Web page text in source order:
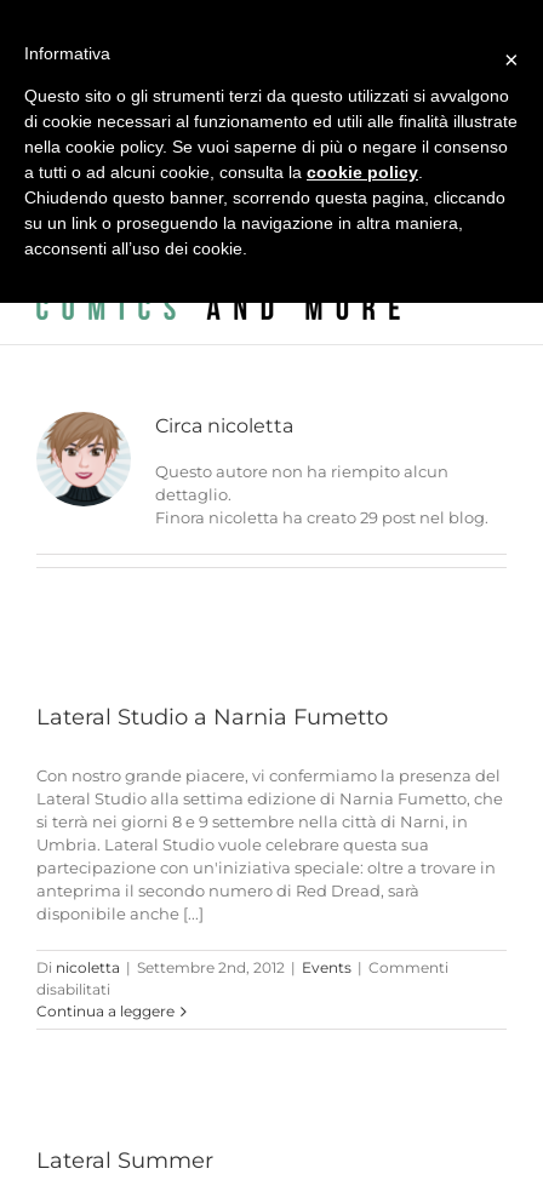
contenuto
L.A. Vincenzi, 2 - c/o ADAC - ACCADEMIA DELLE ARTI CREATIVE
| info@alessandrovitti.com
Facebook
X InstagramEmail
Circa nicoletta
Questo autore non ha riempito alcun
dettaglio.
Finora nicoletta ha creato 29 post nel blog.
Lateral Studio a Narnia Fumetto
Con nostro grande piacere, vi confermiamo la presenza del
Lateral Studio alla settima edizione di Narnia Fumetto, che
si terrà nei giorni 8 e 9 settembre nella città di Narni, in
Umbria. Lateral Studio vuole celebrare questa sua
partecipazione con un'iniziativa speciale: oltre a trovare in
anteprima il secondo numero di Red Dread, sarà
disponibile anche [...]
Di nicoletta | Settembre 2nd, 2012 | Events | Commenti
disabilitati
Lateral
Studio
Continua a leggere
Lateral Summer
×
Informativa
Questo sito o gli strumenti terzi da questo utilizzati si avvalgono
di cookie necessari al funzionamento ed utili alle finalità illustrate
nella cookie policy. Se vuoi saperne di più o negare il consenso
a tutti o ad alcuni cookie, consulta la cookie policy
Chiudendo questo banner, scorrendo questa pagina, cliccando
su un link o proseguendo la navigazione in altra maniera,
acconsenti all’uso dei cookie.